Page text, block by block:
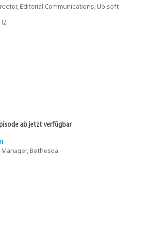
Editorial Communications, Ubisoft
12
ab jetzt verfügbar
Bethesda